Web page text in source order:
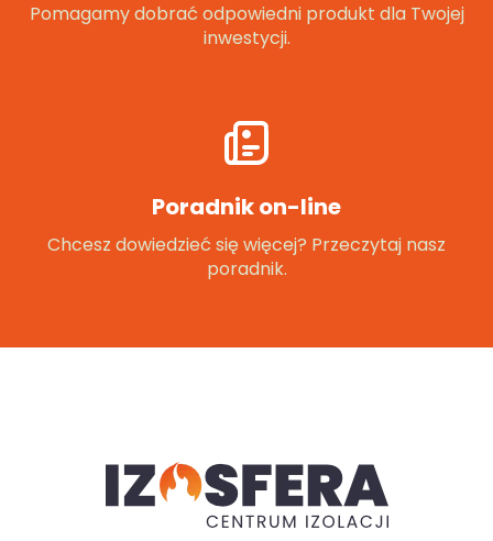
Pomagamy dobrać odpowiedni produkt dla Twojej
inwestycji.
Poradnik on-line
Chcesz dowiedzieć się więcej? Przeczytaj nasz
poradnik.